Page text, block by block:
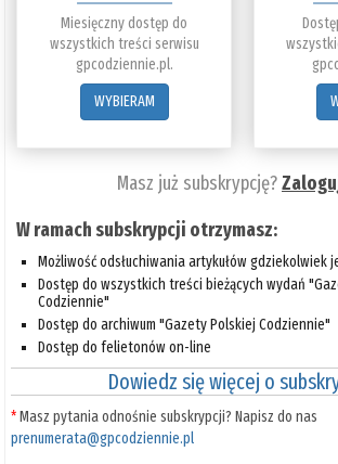
Miesięczny dostęp do
wszystkich treści serwisu
gpcodziennie.pl.
WYBIERAM
Masz już subskrypcję?
W ramach subskrypcji otrzymasz:
Możliwość odsłuchiwania artykułów gdziekolwiek
Dostęp do wszystkich treści bieżących wydań
Codziennie"
Dostęp do archiwum "Gazety Polskiej Codziennie"
Dostęp do felietonów on-line
Dowiedz się więcej o
*Masz pytania odnośnie subskrypcji? Napisz do nas
prenumerata@gpcodziennie.pl